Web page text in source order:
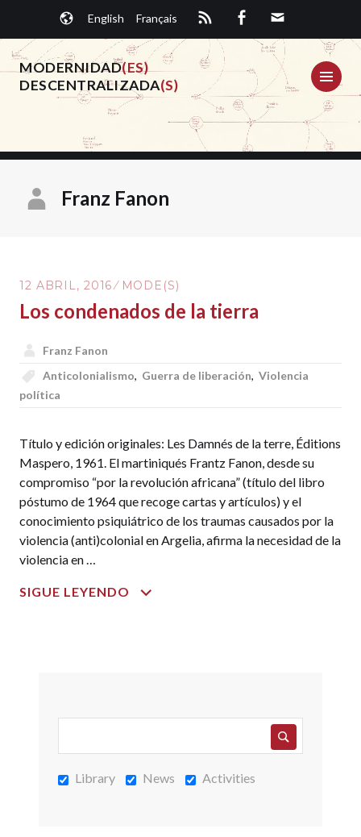
contenido.
English Français
MODERNIDAD(ES)
DESCENTRALIZADA(S)
Franz Fanon
12 ABRIL, 2016 MODE(S)
Los condenados de la tierra
Franz Fanon
Anticolonialismo, Guerra de liberación, Violencia
política
Título y edición originales: Les Damnés de la terre, Éditions
Maspero, 1961. El martiniqués Frantz Fanon, desde su
compromiso “por la revolución africana” (título del libro
póstumo de 1964 que recoge cartas y artículos) y el
conocimiento psiquiátrico de los traumas causados por la
violencia (anti)colonial en Argelia, afirma la necesidad de la
violencia en …
SIGUE LEYENDO
LOS
Library News Activities